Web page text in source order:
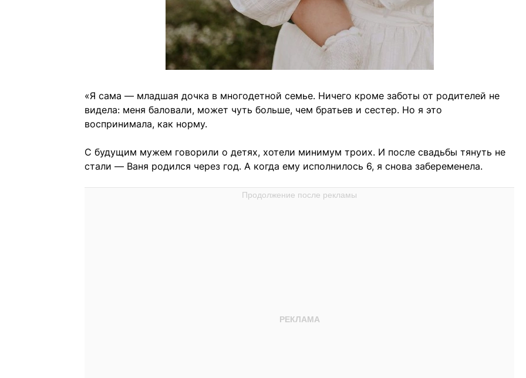
«Я сама — младшая дочка в многодетной семье. Ничего кроме заботы от родителей не
видела: меня баловали, может чуть больше, чем братьев и сестер. Но я это
воспринимала, как норму.
С будущим мужем говорили о детях, хотели минимум троих. И после свадьбы тянуть не
стали — Ваня родился через год. А когда ему исполнилось 6, я снова забеременела.